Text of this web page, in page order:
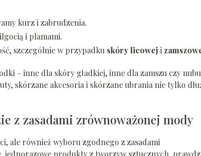
kurz i zabrudzenia.
i plamami.
szczególnie w przypadku skóry licowej i
– inne dla skóry gładkiej, inne dla zamszu czy
skórzane akcesoria i skórzane ubrania nie tylko
z zasadami zrównoważonej mody
ale również wyboru zgodnego z zasadami